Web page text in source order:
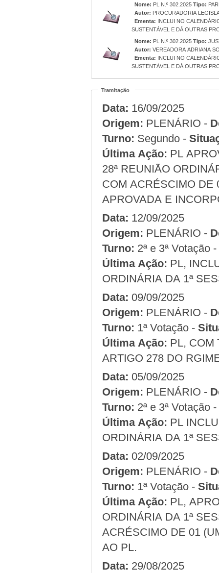
Nome: PL N.º 302.2025 Tipo:
Autor: PROCURADORIA
Ementa: INCLUI NO
SUSTENTÁVEL E DÁ OUTRAS
Nome: PL N.º 302.2025 Tipo:
Autor: VEREADORA ADRIANA
Ementa: INCLUI NO
SUSTENTÁVEL E DÁ OUTRAS
Tramitação
Data: 16/09/2025
Origem:
PLENÁRIO -
Turno:
Segundo -
Última Ação: PL
28ª REUNIÃO
COM ACRÉSCIMO DE
APROVADA E
Data: 12/09/2025
Origem:
PLENÁRIO -
Turno:
2ª e 3ª Votação -
Última Ação: PL,
ORDINÁRIA DA 1ª
Data: 09/09/2025
Origem:
PLENÁRIO -
Turno:
1ª Votação -
Última Ação: PL, COM
ARTIGO 278 DO
Data: 05/09/2025
Origem:
PLENÁRIO -
Turno:
2ª e 3ª Votação -
Última Ação: PL
ORDINÁRIA DA 1ª
Data: 02/09/2025
Origem:
PLENÁRIO -
Turno:
1ª Votação -
Última Ação: PL,
ORDINÁRIA DA 1ª
ACRÉSCIMO DE 01
AO PL.
Data: 29/08/2025